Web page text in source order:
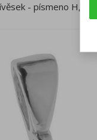
- písmeno H, s